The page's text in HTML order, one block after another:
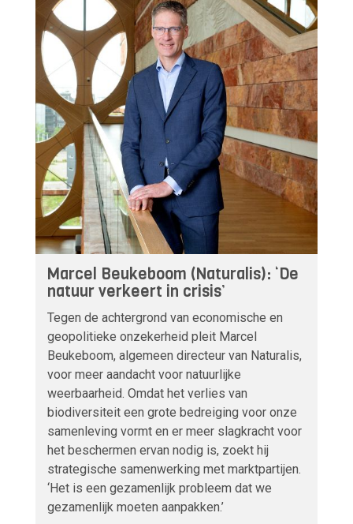
Marcel Beukeboom (Naturalis): ‘De
natuur verkeert in crisis’
Tegen de achtergrond van economische en
geopolitieke onzekerheid pleit Marcel
Beukeboom, algemeen directeur van Naturalis,
voor meer aandacht voor natuurlijke
weerbaarheid. Omdat het verlies van
biodiversiteit een grote bedreiging voor onze
samenleving vormt en er meer slagkracht voor
het beschermen ervan nodig is, zoekt hij
strategische samenwerking met marktpartijen.
‘Het is een gezamenlijk probleem dat we
gezamenlijk moeten aanpakken.’